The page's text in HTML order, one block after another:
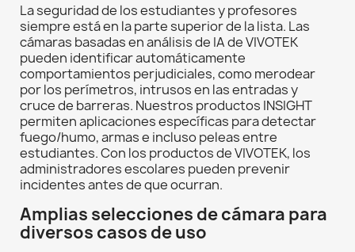
La seguridad de los estudiantes y profesores
siempre está en la parte superior de la lista. Las
cámaras basadas en análisis de IA de VIVOTEK
pueden identificar automáticamente
comportamientos perjudiciales, como merodear
por los perímetros, intrusos en las entradas y
cruce de barreras. Nuestros productos INSIGHT
permiten aplicaciones específicas para detectar
fuego/humo, armas e incluso peleas entre
estudiantes. Con los productos de VIVOTEK, los
administradores escolares pueden prevenir
incidentes antes de que ocurran.
Amplias selecciones de cámara para
diversos casos de uso